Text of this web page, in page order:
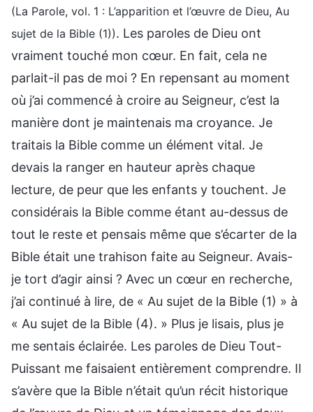
(La Parole, vol. 1 : L’apparition et l’œuvre de Dieu, Au
sujet de la Bible (1)). Les paroles de Dieu ont
vraiment touché mon cœur. En fait, cela ne
parlait-il pas de moi ? En repensant au moment
où j’ai commencé à croire au Seigneur, c’est la
manière dont je maintenais ma croyance. Je
traitais la Bible comme un élément vital. Je
devais la ranger en hauteur après chaque
lecture, de peur que les enfants y touchent. Je
considérais la Bible comme étant au-dessus de
tout le reste et pensais même que s’écarter de la
Bible était une trahison faite au Seigneur. Avais-
je tort d’agir ainsi ? Avec un cœur en recherche,
j’ai continué à lire, de « Au sujet de la Bible (1) » à
« Au sujet de la Bible (4). » Plus je lisais, plus je
me sentais éclairée. Les paroles de Dieu Tout-
Puissant me faisaient entièrement comprendre. Il
s’avère que la Bible n’était qu’un récit historique